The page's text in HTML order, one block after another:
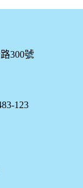
300號
123